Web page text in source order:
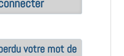
votre mot de